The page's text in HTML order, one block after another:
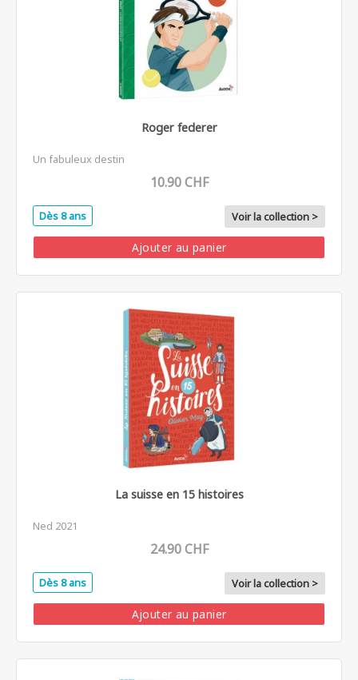
Roger federer
Un fabuleux destin
10.90 CHF
Dès 8 ans Voir la collection >
Ajouter au panier
La suisse en 15 histoires
Ned 2021
24.90 CHF
Dès 8 ans Voir la collection >
Ajouter au panier